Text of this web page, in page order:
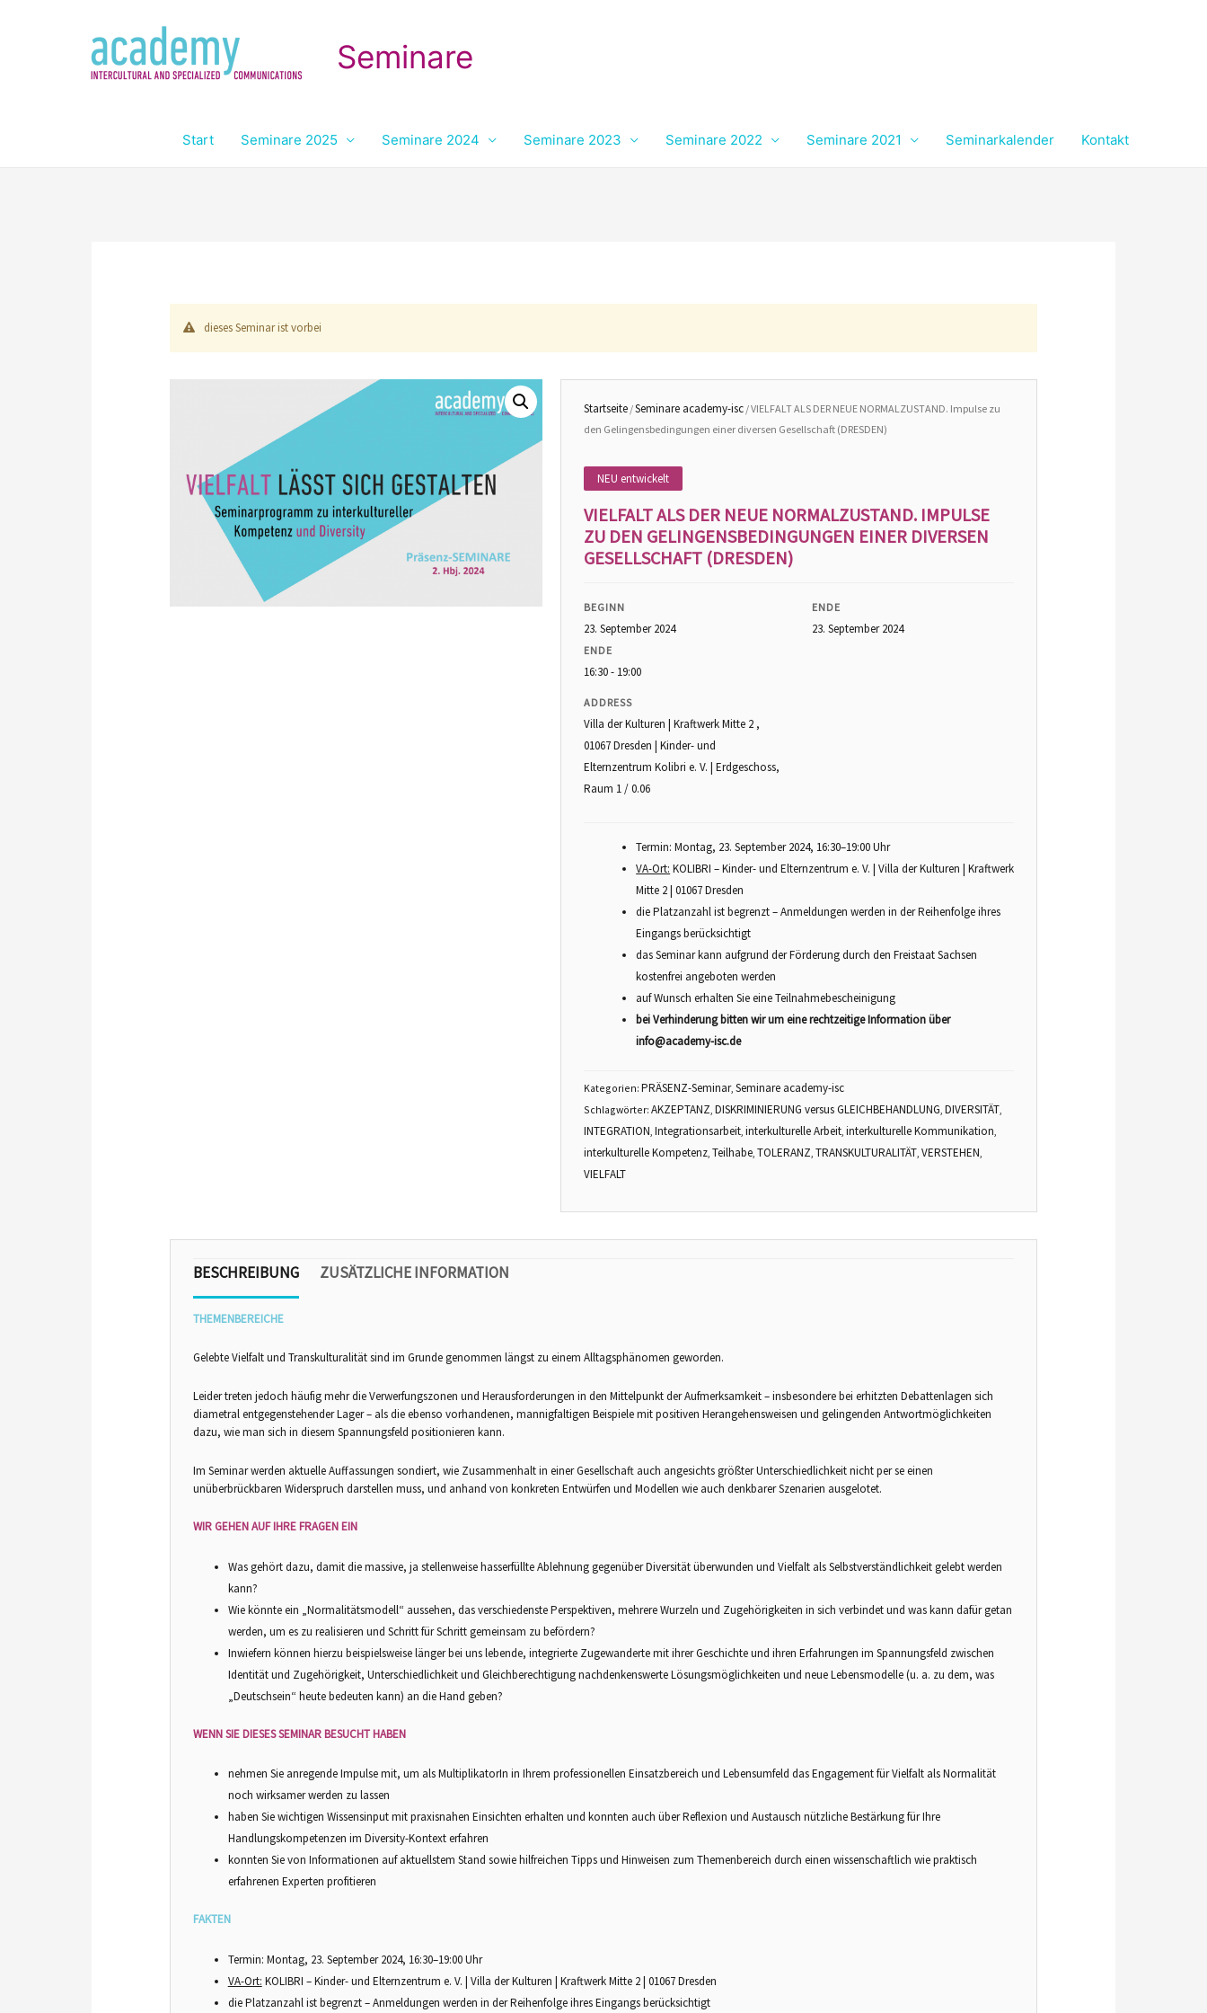
Seminare
Start Seminare 2025 Seminare 2024 Seminare 2023 Seminare 2022 Seminare 2021 Seminarkalender Kontakt
dieses Seminar ist vorbei
Startseite/Seminare academy-isc/ VIELFALT ALS DER NEUE NORMALZUSTAND. Impulse zu
den Gelingensbedingungen einer diversen Gesellschaft (DRESDEN)
NEU entwickelt
VIELFALT ALS DER NEUE NORMALZUSTAND. IMPULSE
ZU DEN GELINGENSBEDINGUNGEN EINER DIVERSEN
GESELLSCHAFT (DRESDEN)
BEGINN
23. September 2024
ENDE
23. September 2024
ENDE
16:30 - 19:00
ADDRESS
Villa der Kulturen | Kraftwerk Mitte 2 ,
01067 Dresden | Kinder- und
Elternzentrum Kolibri e. V. | Erdgeschoss,
Raum 1 / 0.06
Termin: Montag, 23. September 2024, 16:30–19:00 Uhr
VA-Ort: KOLIBRI – Kinder- und Elternzentrum e. V. | Villa der Kulturen | Kraftwerk
Mitte 2 | 01067 Dresden
die Platzanzahl ist begrenzt – Anmeldungen werden in der Reihenfolge ihres
Eingangs berücksichtigt
das Seminar kann aufgrund der Förderung durch den Freistaat Sachsen
kostenfrei angeboten werden
auf Wunsch erhalten Sie eine Teilnahmebescheinigung
bei Verhinderung bitten wir um eine rechtzeitige Information über
info@academy-isc.de
Kategorien: PRÄSENZ-Seminar, Seminare academy-isc
Schlagwörter: AKZEPTANZ DISKRIMINIERUNG versus GLEICHBEHANDLUNG DIVERSITÄT,
INTEGRATION Integrationsarbeit, interkulturelle Arbeit, interkulturelle Kommunikation
interkulturelle Kompetenz, Teilhabe, TOLERANZ TRANSKULTURALITÄT, VERSTEHEN
VIELFALT
BESCHREIBUNG ZUSÄTZLICHE INFORMATION
THEMENBEREICHE
Gelebte Vielfalt und Transkulturalität sind im Grunde genommen längst zu einem Alltagsphänomen geworden.
Leider treten jedoch häufig mehr die Verwerfungszonen und Herausforderungen in den Mittelpunkt der Aufmerksamkeit – insbesondere bei erhitzten Debattenlagen sich
diametral entgegenstehender Lager – als die ebenso vorhandenen, mannigfaltigen Beispiele mit positiven Herangehensweisen und gelingenden Antwortmöglichkeiten
dazu, wie man sich in diesem Spannungsfeld positionieren kann.
Im Seminar werden aktuelle Auffassungen sondiert, wie Zusammenhalt in einer Gesellschaft auch angesichts größter Unterschiedlichkeit nicht per se einen
unüberbrückbaren Widerspruch darstellen muss, und anhand von konkreten Entwürfen und Modellen wie auch denkbarer Szenarien ausgelotet.
WIR GEHEN AUF IHRE FRAGEN EIN
Was gehört dazu, damit die massive, ja stellenweise hasserfüllte Ablehnung gegenüber Diversität überwunden und Vielfalt als Selbstverständlichkeit gelebt werden
kann?
Wie könnte ein „Normalitätsmodell“ aussehen, das verschiedenste Perspektiven, mehrere Wurzeln und Zugehörigkeiten in sich verbindet und was kann dafür getan
werden, um es zu realisieren und Schritt für Schritt gemeinsam zu befördern?
Inwiefern können hierzu beispielsweise länger bei uns lebende, integrierte Zugewanderte mit ihrer Geschichte und ihren Erfahrungen im Spannungsfeld zwischen
Identität und Zugehörigkeit, Unterschiedlichkeit und Gleichberechtigung nachdenkenswerte Lösungsmöglichkeiten und neue Lebensmodelle (u. a. zu dem, was
„Deutschsein“ heute bedeuten kann) an die Hand geben?
WENN SIE DIESES SEMINAR BESUCHT HABEN
nehmen Sie anregende Impulse mit, um als MultiplikatorIn in Ihrem professionellen Einsatzbereich und Lebensumfeld das Engagement für Vielfalt als Normalität
noch wirksamer werden zu lassen
haben Sie wichtigen Wissensinput mit praxisnahen Einsichten erhalten und konnten auch über Reflexion und Austausch nützliche Bestärkung für Ihre
Handlungskompetenzen im Diversity-Kontext erfahren
konnten Sie von Informationen auf aktuellstem Stand sowie hilfreichen Tipps und Hinweisen zum Themenbereich durch einen wissenschaftlich wie praktisch
erfahrenen Experten profitieren
FAKTEN
Termin: Montag, 23. September 2024, 16:30–19:00 Uhr
VA-Ort: KOLIBRI – Kinder- und Elternzentrum e. V. | Villa der Kulturen | Kraftwerk Mitte 2 | 01067 Dresden
die Platzanzahl ist begrenzt – Anmeldungen werden in der Reihenfolge ihres Eingangs berücksichtigt